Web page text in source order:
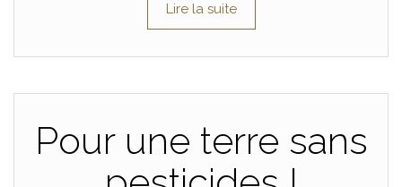
Lire la suite
Pour une terre sans